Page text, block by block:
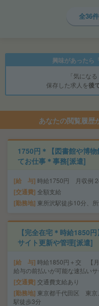
全36
興味があったら
「気にな
保存した求人を後
あなたの閲覧履歴
1750円＊【図書館や博
てお仕事＊事務[派遣]
給 与 時給1750円 月収例
交通費 全額支給
勤務地 東所沢駅徒歩10分、
【完全在宅＊時給1850
サイト更新や管理[派遣]
給 与 時給1850円＋交 【
給与の前払いが可能な速払いサ
交通費 交通費支給あり
勤務地 東京都千代田区 東京
駅徒歩3分